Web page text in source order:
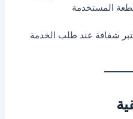
شفافة عند طلب الخدمة